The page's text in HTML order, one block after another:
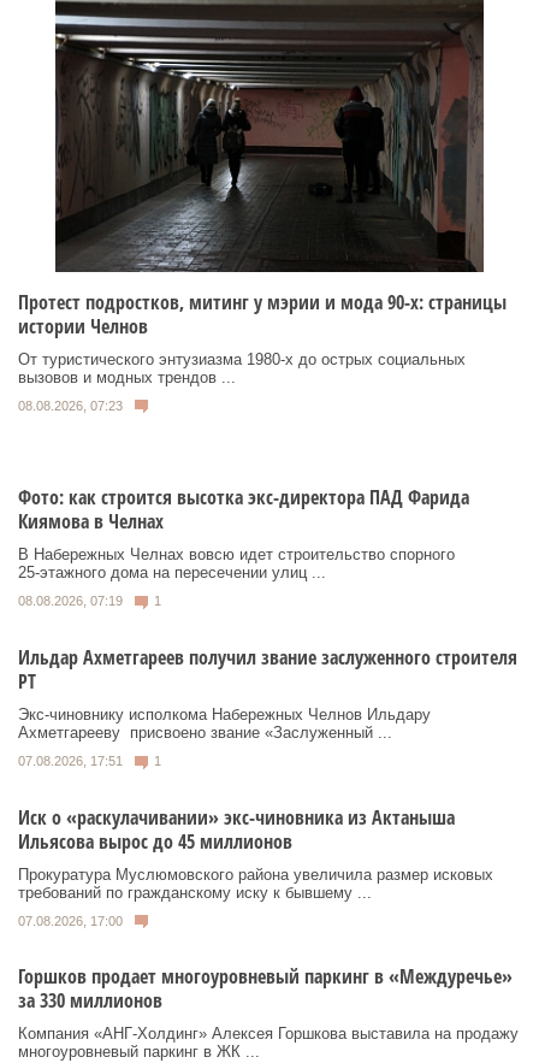
Протест подростков, митинг у мэрии и мода 90-х: страницы
истории Челнов
От туристического энтузиазма 1980‑х до острых социальных
вызовов и модных трендов ...
08.08.2026, 07:23
Фото: как строится высотка экс-директора ПАД Фарида
Киямова в Челнах
В Набережных Челнах вовсю идет строительство спорного
25‑этажного дома на пересечении улиц ...
08.08.2026, 07:19 1
Ильдар Ахметгареев получил звание заслуженного строителя
РТ
Экс‑чиновнику исполкома Набережных Челнов Ильдару
Ахметгарееву присвоено звание «Заслуженный ...
07.08.2026, 17:51 1
Иск о «раскулачивании» экс-чиновника из Актаныша
Ильясова вырос до 45 миллионов
Прокуратура Муслюмовского района увеличила размер исковых
требований по гражданскому иску к бывшему ...
07.08.2026, 17:00
Горшков продает многоуровневый паркинг в «Междуречье»
за 330 миллионов
Компания «АНГ-Холдинг» Алексея Горшкова выставила на продажу
многоуровневый паркинг в ЖК ...